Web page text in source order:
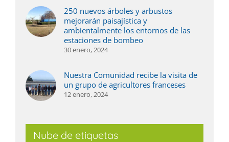
250 nuevos árboles y arbustos
mejorarán paisajística y
ambientalmente los entornos de las
estaciones de bombeo
30 enero, 2024
Nuestra Comunidad recibe la visita de
un grupo de agricultores franceses
12 enero, 2024
Nube de etiquetas